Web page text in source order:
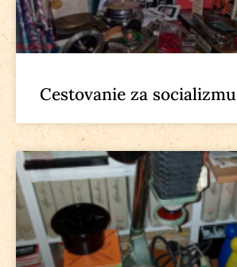
Cestovanie za socializmu